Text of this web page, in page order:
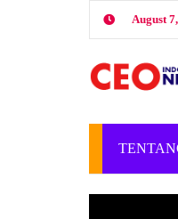
August